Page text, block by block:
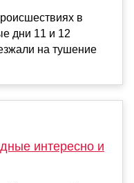
в
дни 11 и 12
на тушение
интересно и